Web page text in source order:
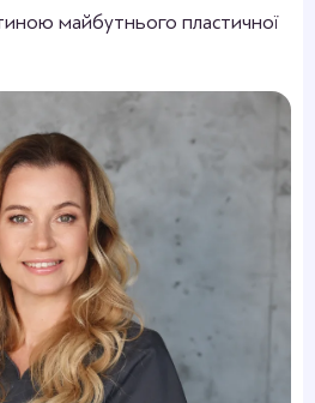
майбутнього пластичної